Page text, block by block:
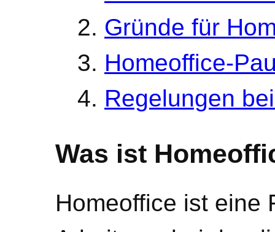
Gründe für
Homeoffice-
Regelungen
Was ist
Homeoffice ist eine